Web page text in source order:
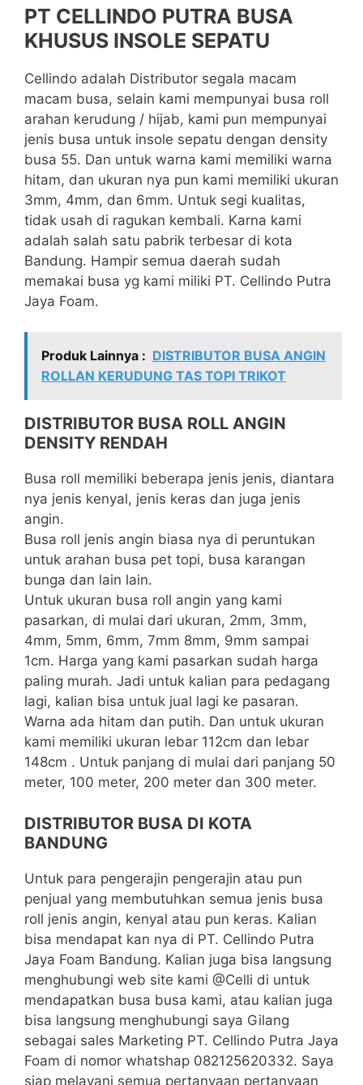
PT CELLINDO PUTRA BUSA
KHUSUS INSOLE SEPATU
Cellindo adalah Distributor segala macam
macam busa, selain kami mempunyai busa roll
arahan kerudung / hijab, kami pun mempunyai
jenis busa untuk insole sepatu dengan density
busa 55. Dan untuk warna kami memiliki warna
hitam, dan ukuran nya pun kami memiliki ukuran
3mm, 4mm, dan 6mm. Untuk segi kualitas,
tidak usah di ragukan kembali. Karna kami
adalah salah satu pabrik terbesar di kota
Bandung. Hampir semua daerah sudah
memakai busa yg kami miliki PT. Cellindo Putra
Jaya Foam.
Produk Lainnya : DISTRIBUTOR BUSA ANGIN
ROLLAN KERUDUNG TAS TOPI TRIKOT
DISTRIBUTOR BUSA ROLL ANGIN
DENSITY RENDAH
Busa roll memiliki beberapa jenis jenis, diantara
nya jenis kenyal, jenis keras dan juga jenis
angin.
Busa roll jenis angin biasa nya di peruntukan
untuk arahan busa pet topi, busa karangan
bunga dan lain lain.
Untuk ukuran busa roll angin yang kami
pasarkan, di mulai dari ukuran, 2mm, 3mm,
4mm, 5mm, 6mm, 7mm 8mm, 9mm sampai
1cm. Harga yang kami pasarkan sudah harga
paling murah. Jadi untuk kalian para pedagang
lagi, kalian bisa untuk jual lagi ke pasaran.
Warna ada hitam dan putih. Dan untuk ukuran
kami memiliki ukuran lebar 112cm dan lebar
148cm . Untuk panjang di mulai dari panjang 50
meter, 100 meter, 200 meter dan 300 meter.
DISTRIBUTOR BUSA DI KOTA
BANDUNG
Untuk para pengerajin pengerajin atau pun
penjual yang membutuhkan semua jenis busa
roll jenis angin, kenyal atau pun keras. Kalian
bisa mendapat kan nya di PT. Cellindo Putra
Jaya Foam Bandung. Kalian juga bisa langsung
menghubungi web site kami @Celli di untuk
mendapatkan busa busa kami, atau kalian juga
bisa langsung menghubungi saya Gilang
sebagai sales Marketing PT. Cellindo Putra Jaya
Foam di nomor whatshap 082125620332. Saya
siap melayani semua pertanyaan pertanyaan